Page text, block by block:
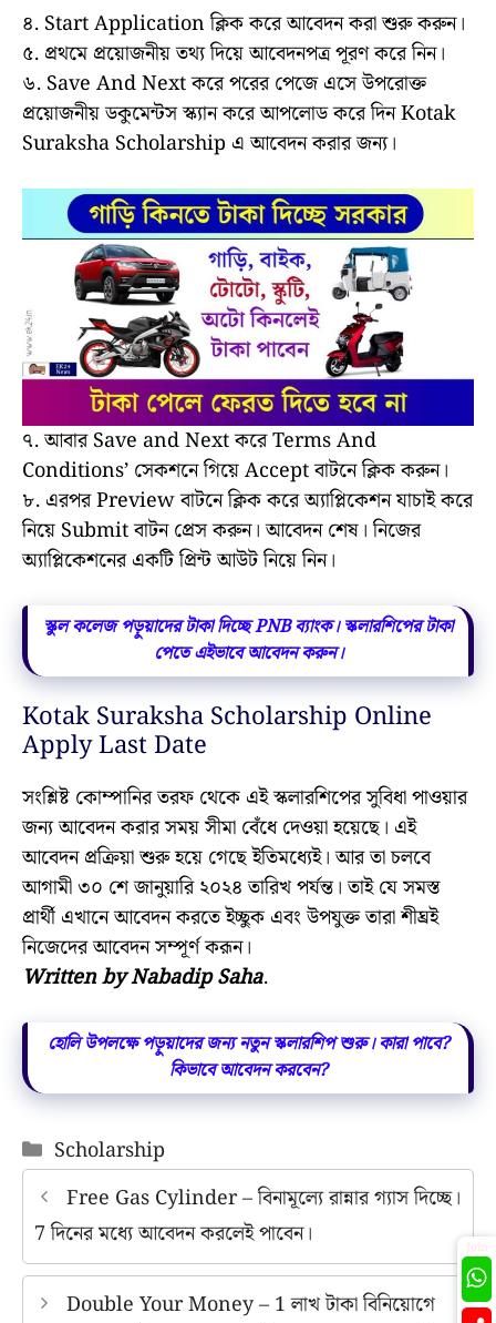
৪. Start Application ক্লিক করে আবেদন করা শুরু করুন।
৫. প্রথমে প্রয়োজনীয় তথ্য দিয়ে আবেদনপত্র পূরণ করে নিন।
৬. Save And Next করে পরের পেজে এসে উপরোক্ত
প্রয়োজনীয় ডকুমেন্টস স্ক্যান করে আপলোড করে দিন Kotak
Suraksha Scholarship এ আবেদন করার জন্য।
৭. আবার Save and Next করে Terms And
Conditions’ সেকশনে গিয়ে Accept বাটনে ক্লিক করুন।
৮. এরপর Preview বাটনে ক্লিক করে অ্যাপ্লিকেশন যাচাই করে
নিয়ে Submit বাটন প্রেস করুন। আবেদন শেষ। নিজের
অ্যাপ্লিকেশনের একটি প্রিন্ট আউট নিয়ে নিন।
স্কুল কলেজ পড়ুয়াদের টাকা দিচ্ছে PNB ব্যাংক। স্কলারশিপের টাকা
পেতে এইভাবে আবেদন করুন।
Kotak Suraksha Scholarship Online
Apply Last Date
সংশ্লিষ্ট কোম্পানির তরফ থেকে এই স্কলারশিপের সুবিধা পাওয়ার
জন্য আবেদন করার সময় সীমা বেঁধে দেওয়া হয়েছে। এই
আবেদন প্রক্রিয়া শুরু হয়ে গেছে ইতিমধ্যেই। আর তা চলবে
আগামী ৩০ শে জানুয়ারি ২০২৪ তারিখ পর্যন্ত। তাই যে সমস্ত
প্রার্থী এখানে আবেদন করতে ইচ্ছুক এবং উপযুক্ত তারা শীঘ্রই
নিজেদের আবেদন সম্পূর্ণ করূন।
Written by Nabadip Saha.
হোলি উপলক্ষে পড়ুয়াদের জন্য নতুন স্কলারশিপ শুরু। কারা পাবে?
কিভাবে আবেদন করবেন?
Categories
Scholarship
Free Gas Cylinder – বিনামূল্যে রান্নার গ্যাস দিচ্ছে।
7 দিনের মধ্যে আবেদন করলেই পাবেন।
Double Your Money – 1 লাখ টাকা বিনিয়োগে